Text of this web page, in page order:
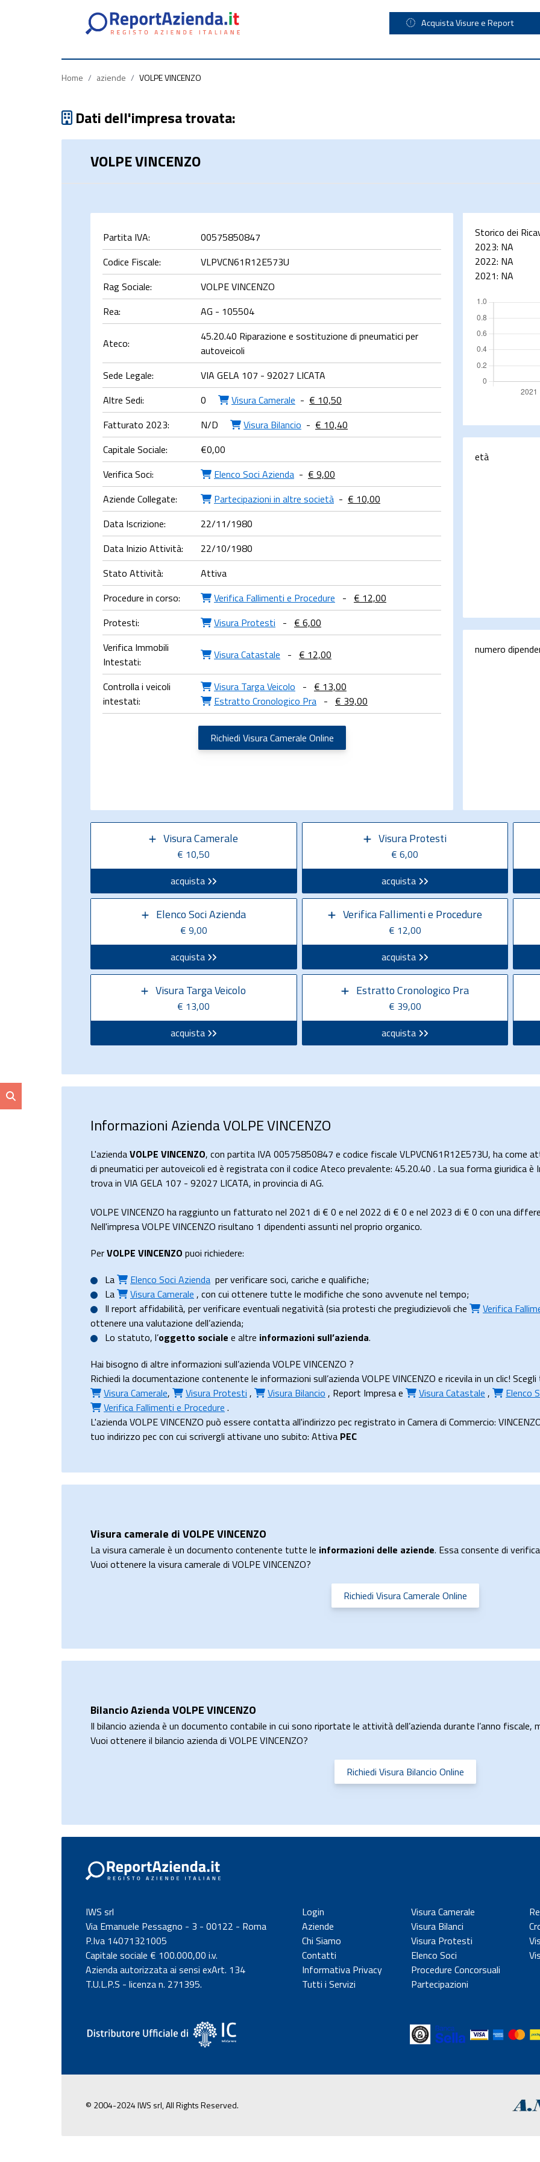
Acquista Visure e Report
Home / aziende / VOLPE VINCENZO
Dati dell'impresa trovata:
VOLPE VINCENZO
Partita IVA:
00575850847
Codice Fiscale:
VLPVCN61R12E573U
Rag Sociale:
VOLPE VINCENZO
Rea:
AG - 105504
Ateco:
45.20.40 Riparazione e sostituzione di pneumatici per
autoveicoli
Sede Legale:
VIA GELA 107 - 92027 LICATA
Altre Sedi:
0 Visura Camerale - € 10,50
Fatturato 2023:
N/D Visura Bilancio - € 10,40
Capitale Sociale:
€0,00
Verifica Soci:
Elenco Soci Azienda - € 9,00
Aziende Collegate:
Partecipazioni in altre società - € 10,00
Data Iscrizione:
22/11/1980
Data Inizio Attività:
22/10/1980
Stato Attività:
Attiva
Procedure in corso:
Verifica Fallimenti e Procedure - € 12,00
Protesti:
Visura Protesti - € 6,00
Verifica Immobili
Intestati:
Visura Catastale - € 12,00
Controlla i veicoli
intestati:
Visura Targa Veicolo - € 13,00
Estratto Cronologico Pra - € 39,00
Richiedi Visura Camerale Online
Storico dei
2023: NA
2022: NA
2021: NA
età
numero
Visura Camerale
€ 10,50
acquista
Visura Protesti
€ 6,00
acquista
Elenco Soci Azienda
€ 9,00
acquista
Verifica Fallimenti e Procedure
€ 12,00
acquista
Visura Targa Veicolo
€ 13,00
acquista
Estratto Cronologico Pra
€ 39,00
acquista
Informazioni Azienda VOLPE VINCENZO
L'aziendaVOLPE VINCENZO, con partita IVA 00575850847 e codice fiscale VLPVCN61R12E573U, ha come
di pneumatici per autoveicoli ed è registrata con il codice Ateco prevalente: 45.20.40 . La sua forma giuridica è
trova in VIA GELA 107 - 92027 LICATA, in provincia di AG.
VOLPE VINCENZO ha raggiunto un fatturato nel 2021 di € 0 e nel 2022 di € 0 e nel 2023 di € 0 con una
Nell'impresa VOLPE VINCENZO risultano 1 dipendenti assunti nel proprio organico.
PerVOLPE VINCENZO puoi richiedere:
La
Elenco Soci Azienda per verificare soci, cariche e qualifiche;
La
Visura Camerale , con cui ottenere tutte le modifiche che sono avvenute nel tempo;
Il report affidabilità, per verificare eventuali negatività (sia protesti che pregiudizievoli che Verifica
ottenere una valutazione dell’azienda;
Lo statuto, l’oggetto sociale e altre informazioni sull’azienda.
Hai bisogno di altre informazioni sull’azienda VOLPE VINCENZO ?
Richiedi la documentazione contenente le informazioni sull’azienda VOLPE VINCENZO e ricevila in un clic!
Visura Camerale, Visura Protesti , Visura Bilancio , Report Impresae Visura Catastale , Elenco
Verifica Fallimenti e Procedure .
L'azienda VOLPE VINCENZO può essere contatta all'indirizzo pec registrato in Camera di Commercio:
tuo indirizzo pec con cui scrivergli attivane uno subito: Attiva PEC
Visura camerale di VOLPE VINCENZO
La visura camerale è un documento contenente tutte le informazioni delle aziende. Essa consente di
Vuoi ottenere la visura camerale di VOLPE VINCENZO?
Richiedi Visura Camerale Online
Bilancio Azienda VOLPE VINCENZO
Il bilancio azienda è un documento contabile in cui sono riportate le attività dell’azienda durante l’anno fiscale,
Vuoi ottenere il bilancio azienda di VOLPE VINCENZO?
Richiedi Visura Bilancio Online
IWS srl
Via Emanuele Pessagno - 3 - 00122 - Roma
P.Iva 14071321005
Capitale sociale € 100.000,00 i.v.
Azienda autorizzata ai sensi exArt. 134
T.U.L.P.S - licenza n. 271395.
Login
Aziende
Chi Siamo
Contatti
Informativa Privacy
Tutti i Servizi
Visura Camerale
Visura Bilanci
Visura Protesti
Elenco Soci
Procedure Concorsuali
Partecipazioni
© 2004-2024 IWS srl, All Rights Reserved.